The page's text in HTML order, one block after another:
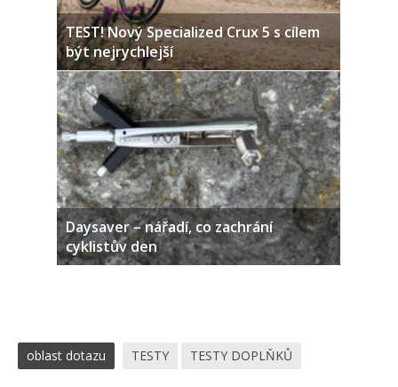
TEST! Nový Specialized Crux 5 s cílem
být nejrychlejší
Daysaver – nářadí, co zachrání
cyklistův den
oblast dotazu TESTY TESTY DOPLŇKŮ